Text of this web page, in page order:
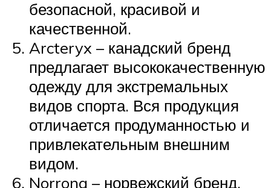
безопасной, красивой и
качественной.
Arcteryx – канадский бренд
предлагает высококачественную
одежду для экстремальных
видов спорта. Вся продукция
отличается продуманностью и
привлекательным внешним
видом.
Norrona – норвежский бренд,